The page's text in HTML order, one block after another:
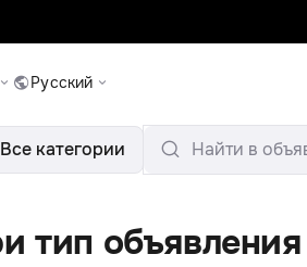
Русский
Все категории Найти в
тип объявления